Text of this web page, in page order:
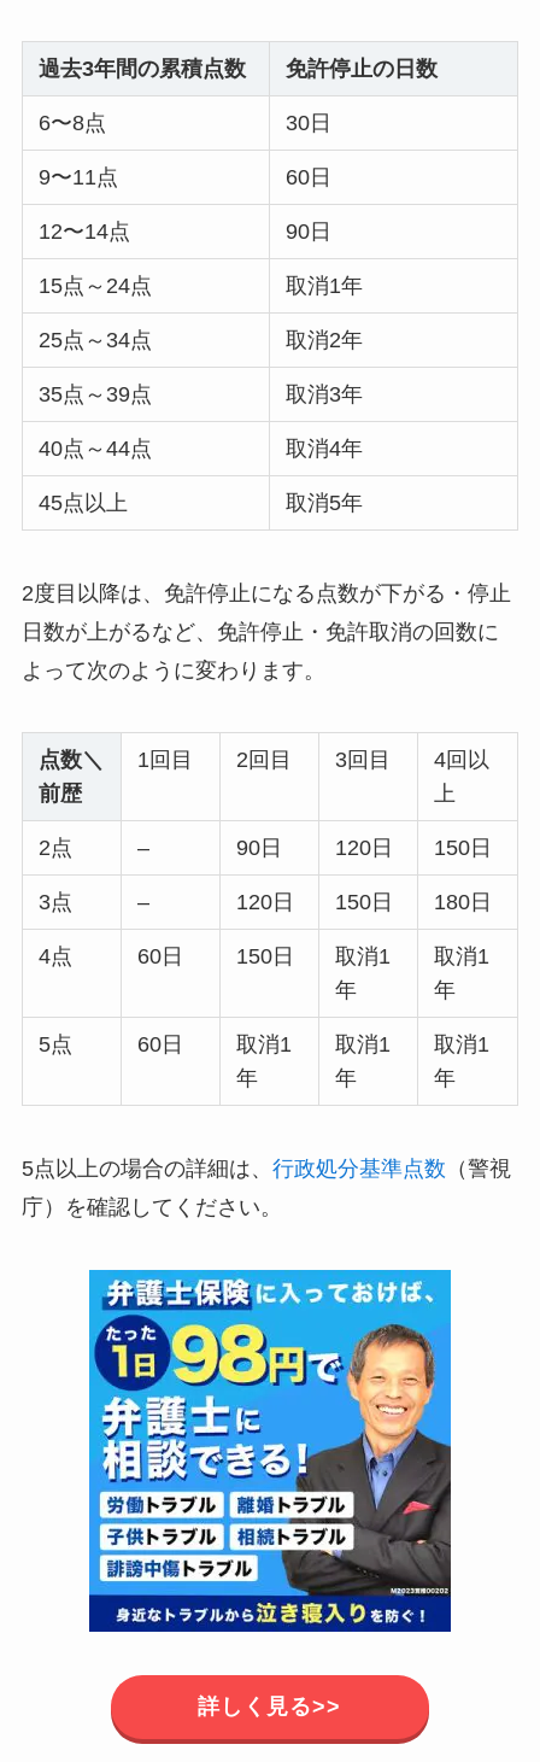
過去3年間の累積点数 免許停止の日数
6〜8点 30日
9〜11点 60日
12〜14点 90日
15点～24点 取消1年
25点～34点 取消2年
35点～39点 取消3年
40点～44点 取消4年
45点以上 取消5年
2度目以降は、免許停止になる点数が下がる・停止
日数が上がるなど、免許停止・免許取消の回数に
よって次のように変わります。
点数＼
前歴
1回目 2回目 3回目
4回以
上
2点 – 90日 120日 150日
3点 – 120日 150日 180日
4点 60日 150日
取消1
年
取消1
年
5点 60日
取消1
年
取消1
年
取消1
年
5点以上の場合の詳細は、 行政処分基準点数 （警視
庁）を確認してください。
詳しく見る>>